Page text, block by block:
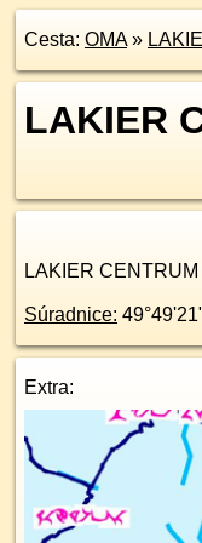
Cesta: OMA»
LAKIER
LAKIER
Súradnice:
Extra: